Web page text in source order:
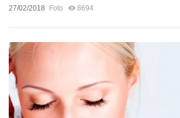
27/02/2018 Foto 8694